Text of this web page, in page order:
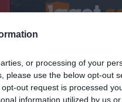
or processing of your
please use the below opt-out
out request is processed
information utilized by us
11 sep 2022 0